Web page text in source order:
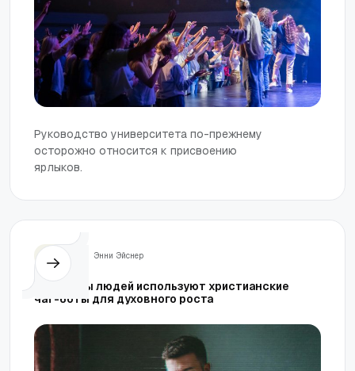
Руководство университета по-прежнему
осторожно относится к присвоению
ярлыков.
Энни Эйснер
Миллионы людей используют христианские
чат-боты для духовного роста